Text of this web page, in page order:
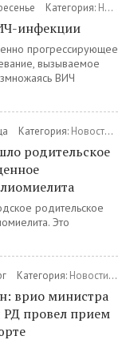
Категория: Новости
инфекции
прогрессирующее
вызываемое
ВИЧ
Категория: Новости /
родительское
родительское
Это
Категория: Новости/
врио министра
РД провел прием